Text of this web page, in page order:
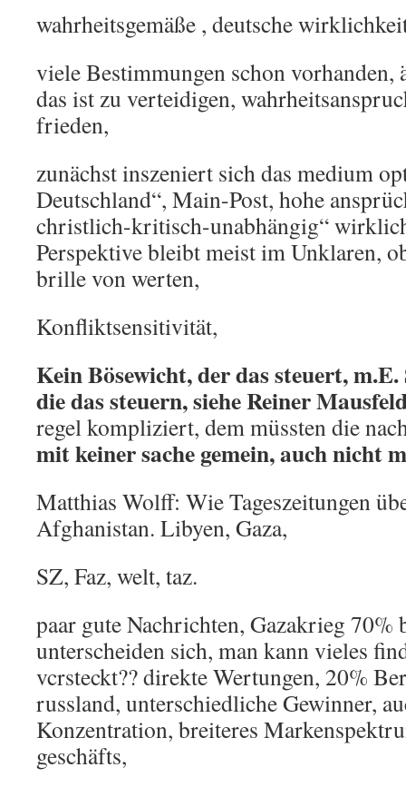
wahrheitsgemäße , deutsche
viele Bestimmungen schon vorhanden,
das ist zu verteidigen,
frieden,
zunächst inszeniert sich das medium
Deutschland“, Main-Post, hohe
christlich-kritisch-unabhängig“
Perspektive bleibt meist im Unklaren,
brille von werten,
Konfliktsensitivität,
Kein Bösewicht, der das steuert,
die das steuern, siehe Reiner
regel kompliziert, dem müssten die
mit keiner sache gemein, auch nicht
Matthias Wolff: Wie Tageszeitungen
Afghanistan. Libyen, Gaza,
SZ, Faz, welt, taz.
paar gute Nachrichten, Gazakrieg 70%
unterscheiden sich, man kann vieles
vcrsteckt?? direkte Wertungen, 20%
russland, unterschiedliche Gewinner,
Konzentration, breiteres
geschäfts,